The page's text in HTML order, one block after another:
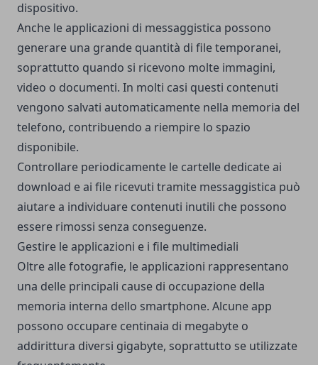
dispositivo.
Anche le applicazioni di messaggistica possono
generare una grande quantità di file temporanei,
soprattutto quando si ricevono molte immagini,
video o documenti. In molti casi questi contenuti
vengono salvati automaticamente nella memoria del
telefono, contribuendo a riempire lo spazio
disponibile.
Controllare periodicamente le cartelle dedicate ai
download e ai file ricevuti tramite messaggistica può
aiutare a individuare contenuti inutili che possono
essere rimossi senza conseguenze.
Gestire le applicazioni e i file multimediali
Oltre alle fotografie, le applicazioni rappresentano
una delle principali cause di occupazione della
memoria interna dello smartphone. Alcune app
possono occupare centinaia di megabyte o
addirittura diversi gigabyte, soprattutto se utilizzate